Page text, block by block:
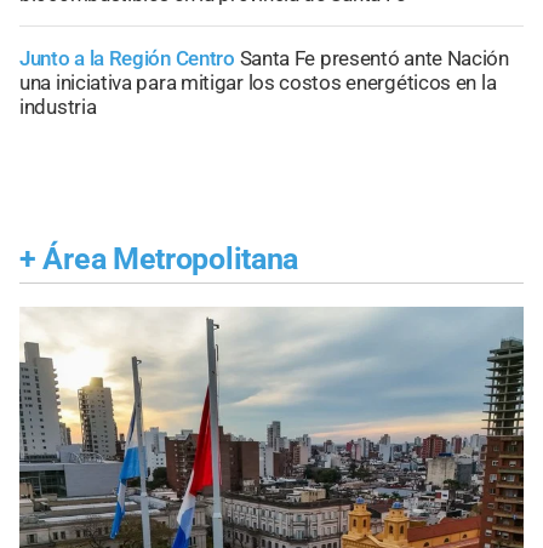
Junto a la Región Centro Santa Fe presentó ante Nación
una iniciativa para mitigar los costos energéticos en la
industria
+ Área Metropolitana